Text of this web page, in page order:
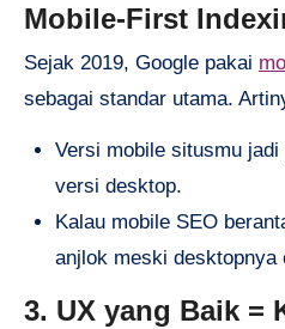
Mobile-First
Sejak 2019, Google pakai
sebagai standar utama.
Versi mobile situsmu
versi desktop.
Kalau mobile SEO
anjlok meski desktopnya
3. UX yang Baik =